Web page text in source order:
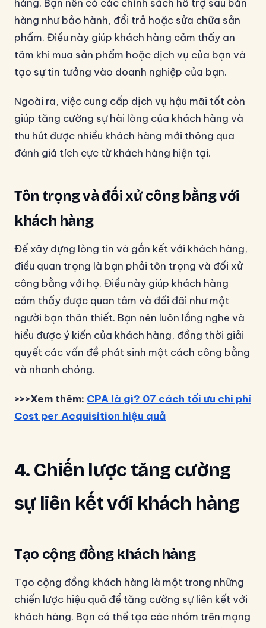
hàng. Bạn nên có các chính sách hỗ trợ sau bán
hàng như bảo hành, đổi trả hoặc sửa chữa sản
phẩm. Điều này giúp khách hàng cảm thấy an
tâm khi mua sản phẩm hoặc dịch vụ của bạn và
tạo sự tin tưởng vào doanh nghiệp của bạn.
Ngoài ra, việc cung cấp dịch vụ hậu mãi tốt còn
giúp tăng cường sự hài lòng của khách hàng và
thu hút được nhiều khách hàng mới thông qua
đánh giá tích cực từ khách hàng hiện tại.
Tôn trọng và đối xử công bằng với
khách hàng
Để xây dựng lòng tin và gắn kết với khách hàng,
điều quan trọng là bạn phải tôn trọng và đối xử
công bằng với họ. Điều này giúp khách hàng
cảm thấy được quan tâm và đối đãi như một
người bạn thân thiết. Bạn nên luôn lắng nghe và
hiểu được ý kiến của khách hàng, đồng thời giải
quyết các vấn đề phát sinh một cách công bằng
và nhanh chóng.
>>>Xem thêm: CPA là gì? 07 cách tối ưu chi phí
Cost per Acquisition hiệu quả
4. Chiến lược tăng cường
sự liên kết với khách hàng
Tạo cộng đồng khách hàng
Tạo cộng đồng khách hàng là một trong những
chiến lược hiệu quả để tăng cường sự liên kết với
khách hàng. Bạn có thể tạo các nhóm trên mạng